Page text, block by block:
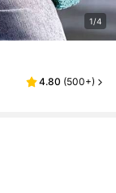
1/4
4.80 (500+)